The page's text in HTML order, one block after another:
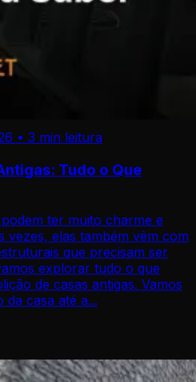
• 3 min leitura
Tudo o Que
ter muito charme e
vezes, elas também vêm com
que precisam ser
explorar tudo o que
de casas antigas. Vamos
da casa até a...